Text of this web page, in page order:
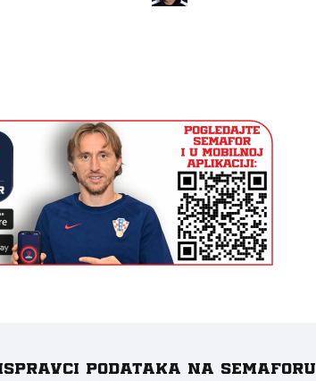
podataka na Semaforu